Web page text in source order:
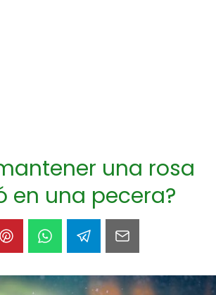
una rosa
en una pecera?